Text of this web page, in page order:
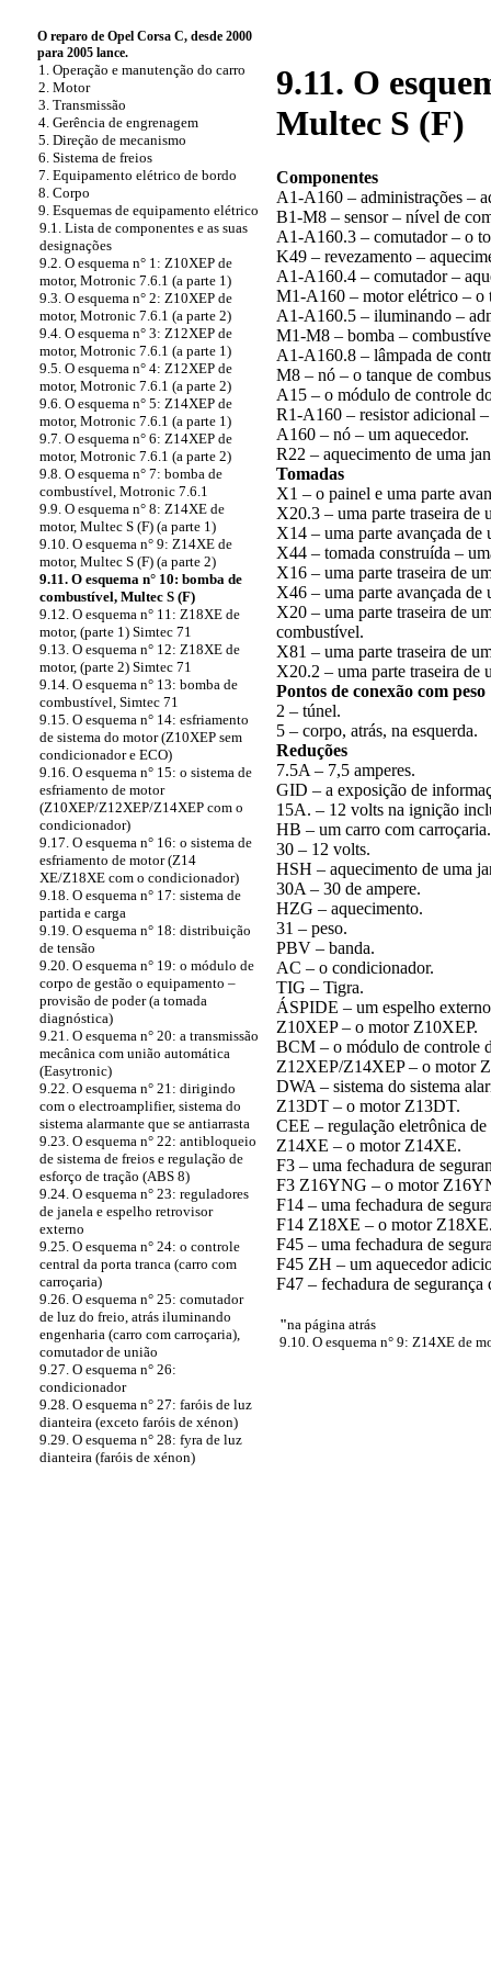
O reparo de Opel Corsa C, desde 2000
para 2005 lance.
1. Operação e manutenção do carro
2. Motor
3. Transmissão
4. Gerência de engrenagem
5. Direção de mecanismo
6. Sistema de freios
7. Equipamento elétrico de bordo
8. Corpo
9. Esquemas de equipamento elétrico
9.1. Lista de componentes e as suas
designações
9.2. O esquema n° 1: Z10XEP de
motor, Motronic 7.6.1 (a parte 1)
9.3. O esquema n° 2: Z10XEP de
motor, Motronic 7.6.1 (a parte 2)
9.4. O esquema n° 3: Z12XEP de
motor, Motronic 7.6.1 (a parte 1)
9.5. O esquema n° 4: Z12XEP de
motor, Motronic 7.6.1 (a parte 2)
9.6. O esquema n° 5: Z14XEP de
motor, Motronic 7.6.1 (a parte 1)
9.7. O esquema n° 6: Z14XEP de
motor, Motronic 7.6.1 (a parte 2)
9.8. O esquema n° 7: bomba de
combustível, Motronic 7.6.1
9.9. O esquema n° 8: Z14XE de
motor, Multec S (F) (a parte 1)
9.10. O esquema n° 9: Z14XE de
motor, Multec S (F) (a parte 2)
9.11. O esquema n° 10: bomba de
combustível, Multec S (F)
9.12. O esquema n° 11: Z18XE de
motor, (parte 1) Simtec 71
9.13. O esquema n° 12: Z18XE de
motor, (parte 2) Simtec 71
9.14. O esquema n° 13: bomba de
combustível, Simtec 71
9.15. O esquema n° 14: esfriamento
de sistema do motor (Z10XEP sem
condicionador e ECO)
9.16. O esquema n° 15: o sistema de
esfriamento de motor
(Z10XEP/Z12XEP/Z14XEP com o
condicionador)
9.17. O esquema n° 16: o sistema de
esfriamento de motor (Z14
XE/Z18XE com o condicionador)
9.18. O esquema n° 17: sistema de
partida e carga
9.19. O esquema n° 18: distribuição
de tensão
9.20. O esquema n° 19: o módulo de
corpo de gestão o equipamento –
provisão de poder (a tomada
diagnóstica)
9.21. O esquema n° 20: a transmissão
mecânica com união automática
(Easytronic)
9.22. O esquema n° 21: dirigindo
com o electroamplifier, sistema do
sistema alarmante que se antiarrasta
9.23. O esquema n° 22: antibloqueio
de sistema de freios e regulação de
esforço de tração (ABS 8)
9.24. O esquema n° 23: reguladores
de janela e espelho retrovisor
externo
9.25. O esquema n° 24: o controle
central da porta tranca (carro com
carroçaria)
9.26. O esquema n° 25: comutador
de luz do freio, atrás iluminando
engenharia (carro com carroçaria),
comutador de união
9.27. O esquema n° 26:
condicionador
9.28. O esquema n° 27: faróis de luz
dianteira (exceto faróis de xénon)
9.29. O esquema n° 28: fyra de luz
dianteira (faróis de xénon)
9.11. O
Multec S (F)
Componentes
A1-A160 – administrações –
B1-M8 – sensor – nível de
A1-A160.3 – comutador – o
K49 – revezamento –
A1-A160.4 – comutador –
M1-A160 – motor elétrico – o
A1-A160.5 – iluminando –
M1-M8 – bomba –
A1-A160.8 – lâmpada de
M8 – nó – o tanque de
A15 – o módulo de controle
R1-A160 – resistor adicional –
A160 – nó – um aquecedor.
R22 – aquecimento de uma
Tomadas
X1 – o painel e uma parte
X20.3 – uma parte traseira de
X14 – uma parte avançada de
X44 – tomada construída –
X16 – uma parte traseira de
X46 – uma parte avançada
X20 – uma parte traseira de
combustível.
X81 – uma parte traseira de
X20.2 – uma parte traseira de
Pontos de conexão com peso
2 – túnel.
5 – corpo, atrás, na esquerda.
Reduções
7.5A – 7,5 amperes.
GID – a exposição de
15A. – 12 volts na ignição
HB – um carro com carroçaria.
30 – 12 volts.
HSH – aquecimento de uma
30A – 30 de ampere.
HZG – aquecimento.
31 – peso.
PBV – banda.
AC – o condicionador.
TIG – Tigra.
ÁSPIDE – um espelho
Z10XEP – o motor Z10XEP.
BCM – o módulo de controle
Z12XEP/Z14XEP – o motor
DWA – sistema do sistema
Z13DT – o motor Z13DT.
CEE – regulação eletrônica
Z14XE – o motor Z14XE.
F3 – uma fechadura de
F3 Z16YNG – o motor
F14 – uma fechadura de
F14 Z18XE – o motor
F45 – uma fechadura de
F45 ZH – um aquecedor
F47 – fechadura de segurança
"na página atrás
9.10. O esquema n° 9: Z14XE de